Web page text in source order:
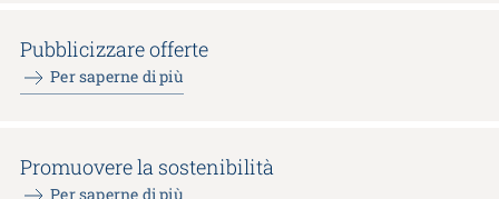
Pubblicizzare offerte
Per saperne di più
Promuovere la sostenibilità
Per saperne di più